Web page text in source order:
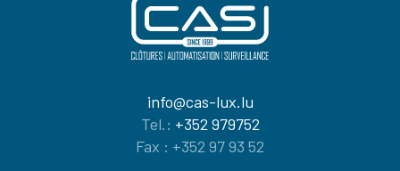
info@cas-lux.lu
Tel.: +352 979752
Fax : +352 97 93 52